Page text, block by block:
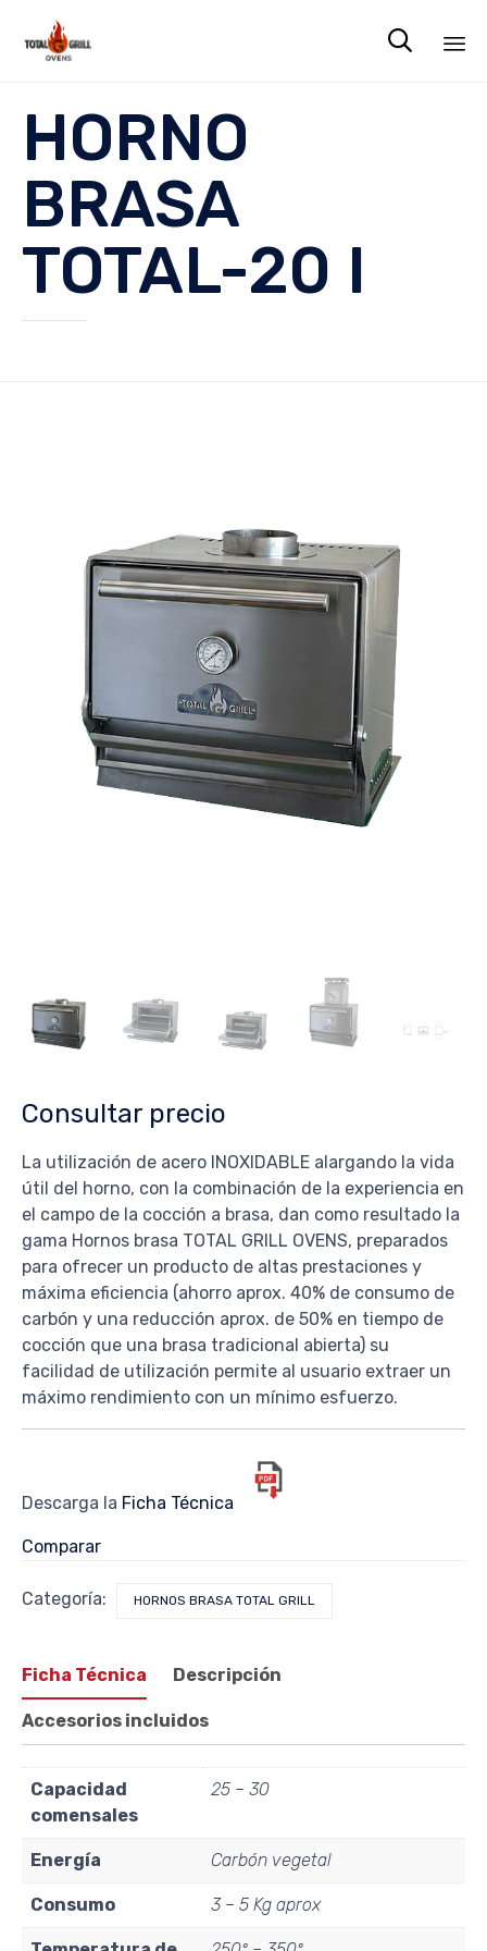

HORNO
BRASA
TOTAL-20 I
Consultar precio
La utilización de acero INOXIDABLE alargando la vida
útil del horno, con la combinación de la experiencia en
el campo de la cocción a brasa, dan como resultado la
gama Hornos brasa TOTAL GRILL OVENS, preparados
para ofrecer un producto de altas prestaciones y
máxima eficiencia (ahorro aprox. 40% de consumo de
carbón y una reducción aprox. de 50% en tiempo de
cocción que una brasa tradicional abierta) su
facilidad de utilización permite al usuario extraer un
máximo rendimiento con un mínimo esfuerzo.
Descarga la Ficha Técnica
Comparar
Categoría: HORNOS BRASA TOTAL GRILL
Ficha Técnica Descripción
Accesorios incluidos
Capacidad
comensales
25 – 30
Energía Carbón vegetal
Consumo 3 – 5 Kg aprox